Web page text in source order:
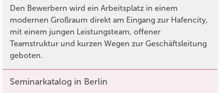
Den Bewerbern wird ein Arbeitsplatz in einem
modernen Großraum direkt am Eingang zur Hafencity,
mit einem jungen Leistungsteam, offener
Teamstruktur und kurzen Wegen zur Geschäftsleitung
geboten.
Seminarkatalog in Berlin